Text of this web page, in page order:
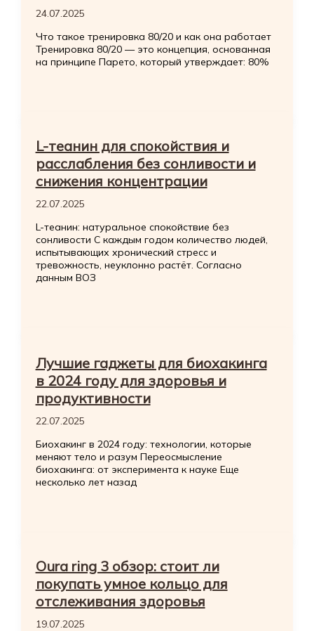
24.07.2025
Что такое тренировка 80/20 и как она работает
Тренировка 80/20 — это концепция, основанная
на принципе Парето, который утверждает: 80%
L-теанин для спокойствия и
расслабления без сонливости и
снижения концентрации
22.07.2025
L-теанин: натуральное спокойствие без
сонливости С каждым годом количество людей,
испытывающих хронический стресс и
тревожность, неуклонно растёт. Согласно
данным ВОЗ
Лучшие гаджеты для биохакинга
в 2024 году для здоровья и
продуктивности
22.07.2025
Биохакинг в 2024 году: технологии, которые
меняют тело и разум Переосмысление
биохакинга: от эксперимента к науке Еще
несколько лет назад
Oura ring 3 обзор: стоит ли
покупать умное кольцо для
отслеживания здоровья
19.07.2025